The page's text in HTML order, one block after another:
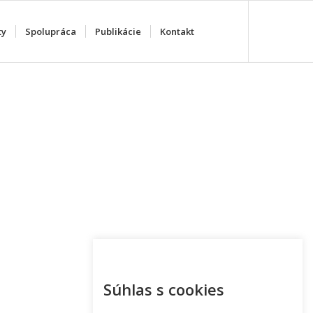
Spolupráca Publikácie Kontakt
Súhlas s cookies